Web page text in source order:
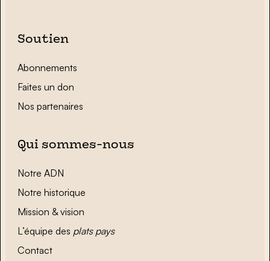
Soutien
Abonnements
Faites un don
Nos partenaires
Qui sommes-nous
Notre ADN
Notre historique
Mission & vision
L’équipe des plats pays
Contact